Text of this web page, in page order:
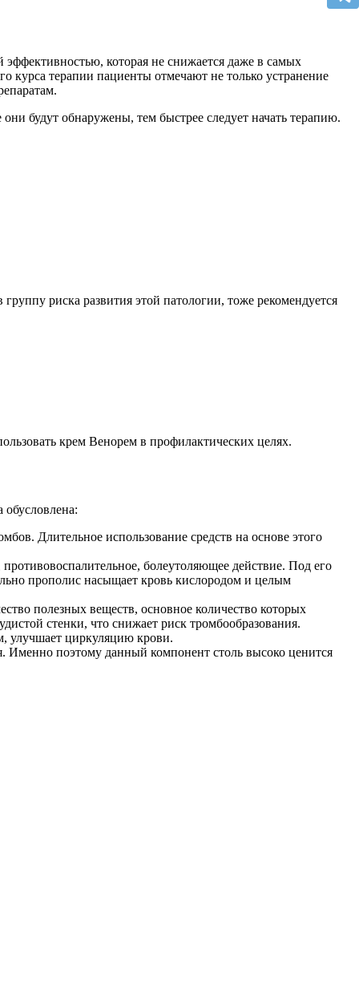
которая не снижается даже в самых
курса терапии пациенты отмечают не только устранение
будут обнаружены, тем быстрее следует начать терапию.
риска развития этой патологии, тоже рекомендуется
крем Венорем в профилактических целях.
обусловлена:
Длительное использование средств на основе этого
болеутоляющее действие. Под его
прополис насыщает кровь кислородом и целым
полезных веществ, основное количество которых
стенки, что снижает риск тромбообразования.
улучшает циркуляцию крови.
Именно поэтому данный компонент столь высоко ценится